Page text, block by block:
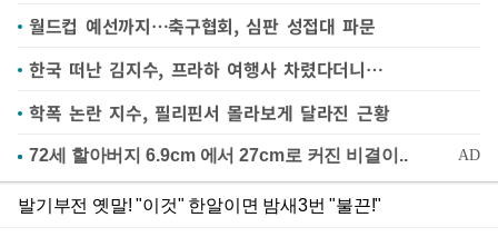
월드컵 예선까지…축구협회, 심판 성접대 파문
한국 떠난 김지수, 프라하 여행사 차렸다더니…
학폭 논란 지수, 필리핀서 몰라보게 달라진 근황